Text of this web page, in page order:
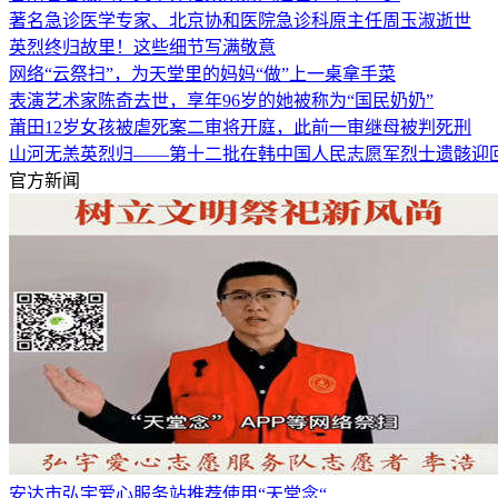
著名急诊医学专家、北京协和医院急诊科原主任周玉淑逝世
英烈终归故里！这些细节写满敬意
网络“云祭扫”，为天堂里的妈妈“做”上一桌拿手菜
表演艺术家陈奇去世，享年96岁的她被称为“国民奶奶”
莆田12岁女孩被虐死案二审将开庭，此前一审继母被判死刑
山河无恙英烈归——第十二批在韩中国人民志愿军烈士遗骸迎
官方新闻
安达市弘宇爱心服务站推荐使用“天堂念“